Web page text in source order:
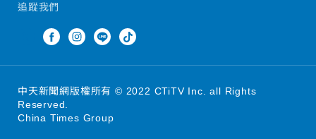
追蹤我們
中天新聞網版權所有 © 2022 CTiTV Inc. all Rights
Reserved.
China Times Group